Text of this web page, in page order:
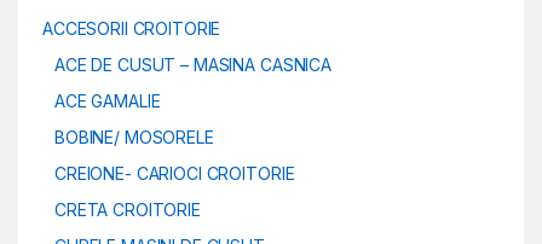
ACCESORII CROITORIE
ACE DE CUSUT – MASINA CASNICA
ACE GAMALIE
BOBINE/ MOSORELE
CREIONE- CARIOCI CROITORIE
CRETA CROITORIE